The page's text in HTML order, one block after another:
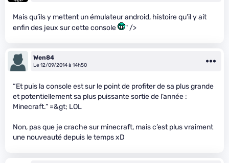
Mais qu’ils y mettent un émulateur android, histoire qu’il y ait
enfin des jeux sur cette console
" />
Wen84
Le 12/09/2014 à 14h50
“Et puis la console est sur le point de profiter de sa plus grande
et potentiellement sa plus puissante sortie de l’année :
Minecraft.” =&gt; LOL
Non, pas que je crache sur minecraft, mais c’est plus vraiment
une nouveauté depuis le temps xD